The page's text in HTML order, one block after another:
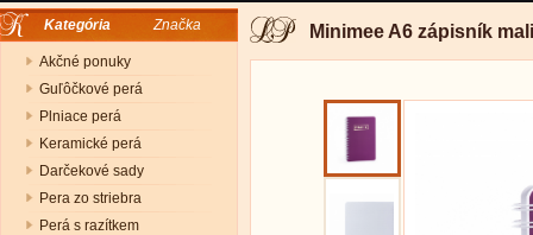
Kategória Značka
Akčné ponuky
Guľôčkové perá
Plniace perá
Keramické perá
Darčekové sady
Pera zo striebra
Perá s razítkem
Minimee A6 zápisník